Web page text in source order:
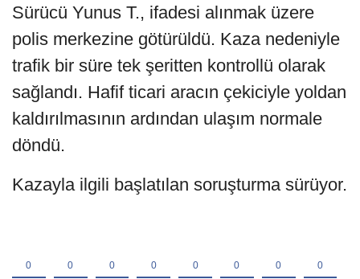
Sürücü Yunus T., ifadesi alınmak üzere
polis merkezine götürüldü. Kaza nedeniyle
trafik bir süre tek şeritten kontrollü olarak
sağlandı. Hafif ticari aracın çekiciyle yoldan
kaldırılmasının ardından ulaşım normale
döndü.
Kazayla ilgili başlatılan soruşturma sürüyor.